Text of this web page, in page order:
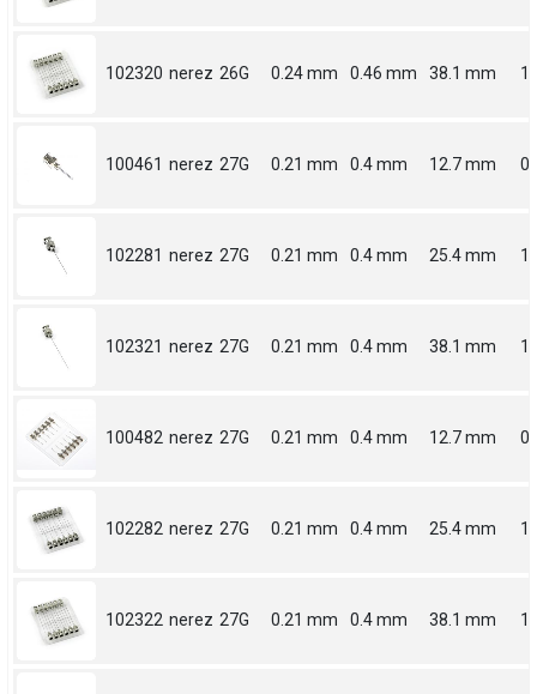
102320 nerez 26G 0.24 mm 0.46 mm 38.1 mm
100461 nerez 27G 0.21 mm 0.4 mm 12.7 mm
102281 nerez 27G 0.21 mm 0.4 mm 25.4 mm 1
102321 nerez 27G 0.21 mm 0.4 mm 38.1 mm
100482 nerez 27G 0.21 mm 0.4 mm 12.7 mm
102282 nerez 27G 0.21 mm 0.4 mm 25.4 mm 1
102322 nerez 27G 0.21 mm 0.4 mm 38.1 mm